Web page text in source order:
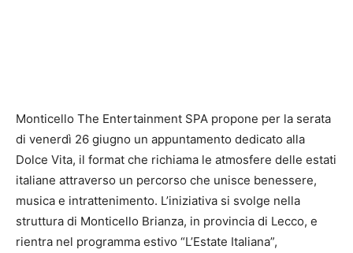
Monticello The Entertainment SPA propone per la serata
di venerdì 26 giugno un appuntamento dedicato alla
Dolce Vita, il format che richiama le atmosfere delle estati
italiane attraverso un percorso che unisce benessere,
musica e intrattenimento. L’iniziativa si svolge nella
struttura di Monticello Brianza, in provincia di Lecco, e
rientra nel programma estivo “L’Estate Italiana”,